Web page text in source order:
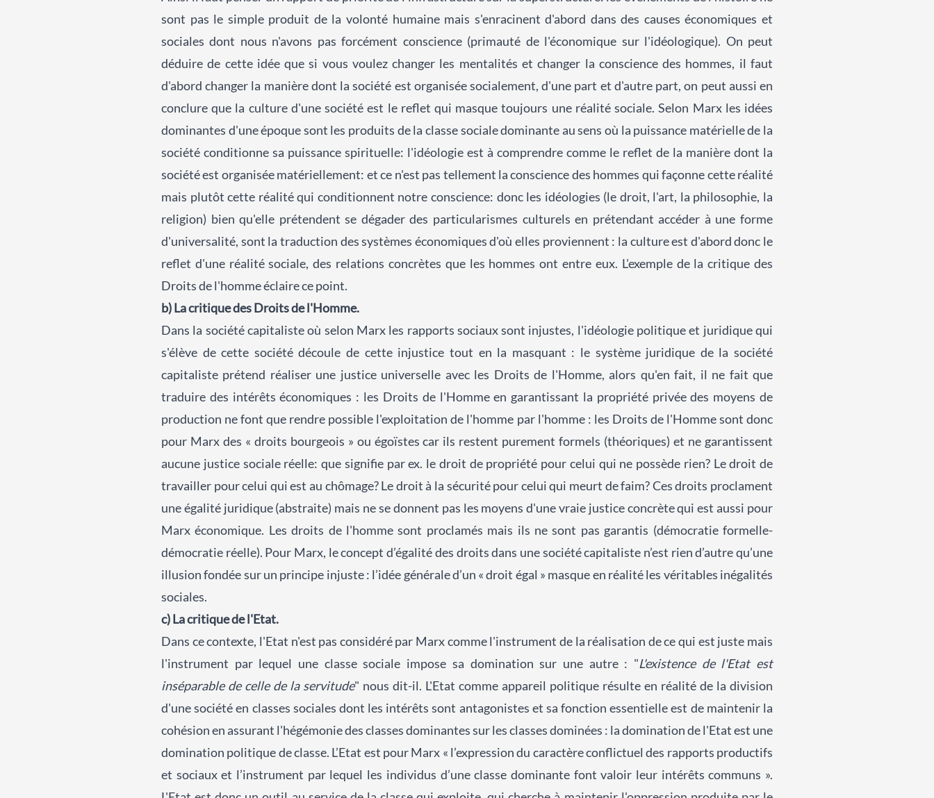
sont pas le simple produit de la volonté humaine mais s'enracinent d'abord dans des causes économiques et
sociales dont nous n'avons pas forcément conscience (primauté de l'économique sur l'idéologique). On peut
déduire de cette idée que si vous voulez changer les mentalités et changer la conscience des hommes, il faut
d'abord changer la manière dont la société est organisée socialement, d'une part et d'autre part, on peut aussi en
conclure que la culture d'une société est le reflet qui masque toujours une réalité sociale. Selon Marx les idées
dominantes d'une époque sont les produits de la classe sociale dominante au sens où la puissance matérielle de la
société conditionne sa puissance spirituelle: l'idéologie est à comprendre comme le reflet de la manière dont la
société est organisée matériellement: et ce n'est pas tellement la conscience des hommes qui façonne cette réalité
mais plutôt cette réalité qui conditionnent notre conscience: donc les idéologies (le droit, l'art, la philosophie, la
religion) bien qu'elle prétendent se dégader des particularismes culturels en prétendant accéder à une forme
d'universalité, sont la traduction des systèmes économiques d'où elles proviennent : la culture est d'abord donc le
reflet d'une réalité sociale, des relations concrètes que les hommes ont entre eux. L'exemple de la critique des
Droits de l'homme éclaire ce point.
b) La critique des Droits de l'Homme.
Dans la société capitaliste où selon Marx les rapports sociaux sont injustes, l'idéologie politique et juridique qui
s'élève de cette société découle de cette injustice tout en la masquant : le système juridique de la société
capitaliste prétend réaliser une justice universelle avec les Droits de l'Homme, alors qu'en fait, il ne fait que
traduire des intérêts économiques : les Droits de l'Homme en garantissant la propriété privée des moyens de
production ne font que rendre possible l'exploitation de l'homme par l'homme : les Droits de l'Homme sont donc
pour Marx des « droits bourgeois » ou égoïstes car ils restent purement formels (théoriques) et ne garantissent
aucune justice sociale réelle: que signifie par ex. le droit de propriété pour celui qui ne possède rien? Le droit de
travailler pour celui qui est au chômage? Le droit à la sécurité pour celui qui meurt de faim? Ces droits proclament
une égalité juridique (abstraite) mais ne se donnent pas les moyens d'une vraie justice concrète qui est aussi pour
Marx économique. Les droits de l'homme sont proclamés mais ils ne sont pas garantis (démocratie formelle-
démocratie réelle). Pour Marx, le concept d’égalité des droits dans une société capitaliste n’est rien d’autre qu’une
illusion fondée sur un principe injuste : l’idée générale d’un « droit égal » masque en réalité les véritables inégalités
sociales.
c) La critique de l'Etat.
Dans ce contexte, l'Etat n'est pas considéré par Marx comme l'instrument de la réalisation de ce qui est juste mais
l'instrument par lequel une classe sociale impose sa domination sur une autre : "L'existence de l'Etat est
inséparable de celle de la servitude" nous dit-il. L'Etat comme appareil politique résulte en réalité de la division
d'une société en classes sociales dont les intérêts sont antagonistes et sa fonction essentielle est de maintenir la
cohésion en assurant l'hégémonie des classes dominantes sur les classes dominées : la domination de l'Etat est une
domination politique de classe. L’Etat est pour Marx « l’expression du caractère conflictuel des rapports productifs
et sociaux et l’instrument par lequel les individus d’une classe dominante font valoir leur intérêts communs ».